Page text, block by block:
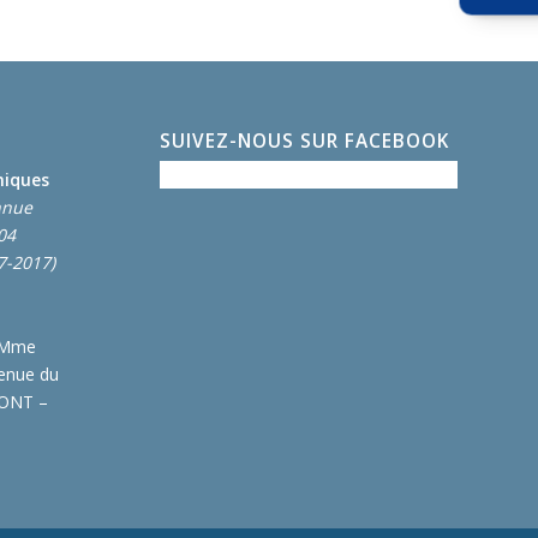
2017)
du
–
SUIVEZ-NOUS SUR FACEBOOK